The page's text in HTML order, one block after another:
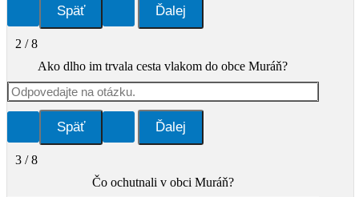
2 / 8
Ako dlho im trvala cesta vlakom do obce Muráň?
3 / 8
Čo ochutnali v obci Muráň?